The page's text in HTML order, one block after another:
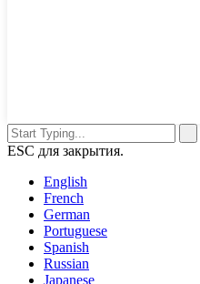
ESC для закрытия.
English
French
German
Portuguese
Spanish
Russian
Japanese